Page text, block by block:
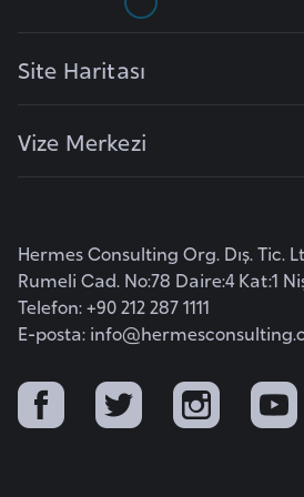
Site Haritası
Vize Merkezi
Hermes Consulting Org. Dış. Tic.
Rumeli Cad. No:78 Daire:4 Kat:1
Telefon: +90 212 287 1111
E-posta:
B
l
i
s
t
a
E